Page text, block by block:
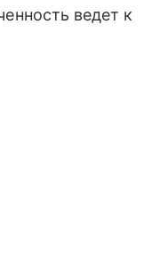
ведет к